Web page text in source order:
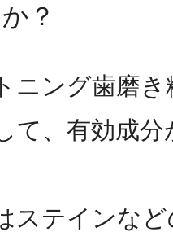
？
ニング歯磨
て、有効成
ステインな